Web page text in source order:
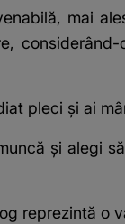
mai
pleci și ai
și alegi
reprezintă